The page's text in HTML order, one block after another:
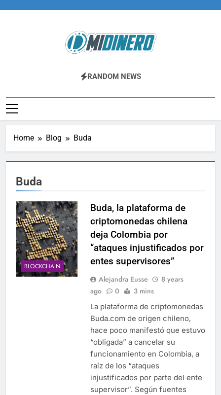
Midinero.co
Fintech, Criptomonedas
RANDOM NEWS
Home Blog Buda
Buda
BLOCKCHAIN
Buda, la plataforma de
criptomonedas chilena
deja Colombia por
“ataques injustificados por
entes supervisores”
Alejandra Eusse
8 years
ago
0 3 mins
La plataforma de criptomonedas
Buda.com de origen chileno,
hace poco manifestó que estuvo
“obligada” a cancelar su
funcionamiento en Colombia, a
raíz de los “ataques
injustificados por parte del ente
supervisor”. Según fuentes